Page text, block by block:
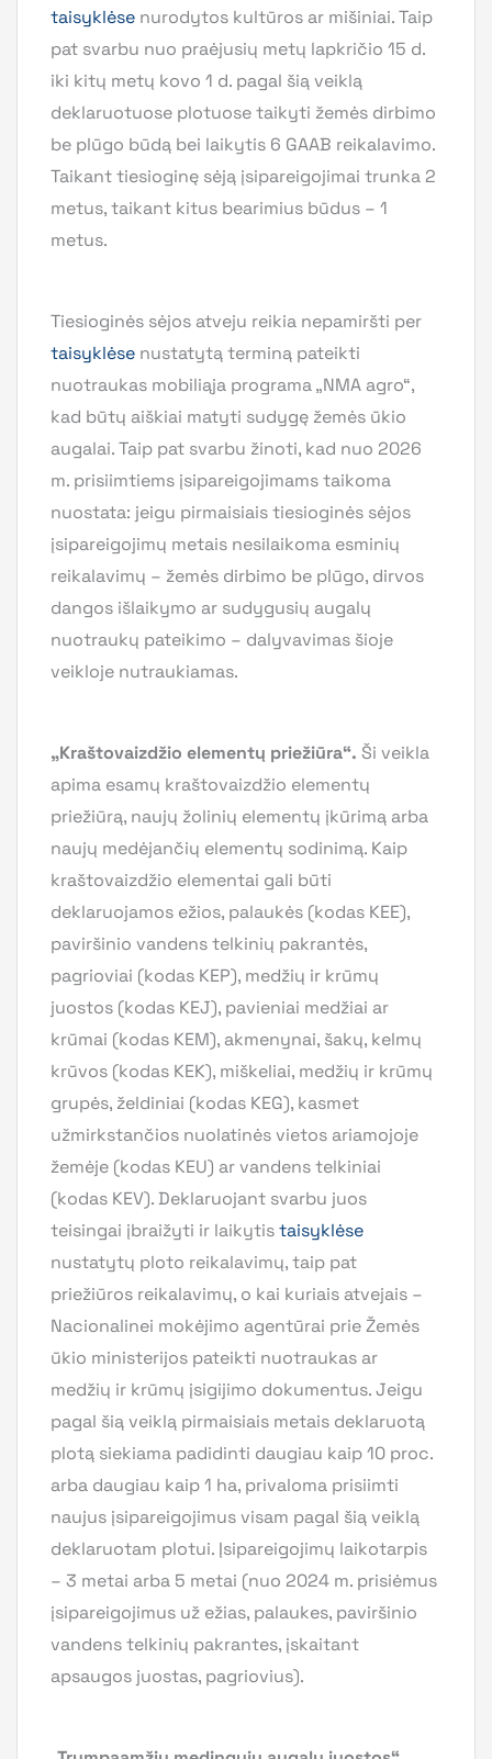
taisyklėse nurodytos kultūros ar mišiniai. Taip
pat svarbu nuo praėjusių metų lapkričio 15 d.
iki kitų metų kovo 1 d. pagal šią veiklą
deklaruotuose plotuose taikyti žemės dirbimo
be plūgo būdą bei laikytis 6 GAAB reikalavimo.
Taikant tiesioginę sėją įsipareigojimai trunka 2
metus, taikant kitus bearimius būdus – 1
metus.
Tiesioginės sėjos atveju reikia nepamiršti per
taisyklėse nustatytą terminą pateikti
nuotraukas mobiliąja programa „NMA agro“,
kad būtų aiškiai matyti sudygę žemės ūkio
augalai. Taip pat svarbu žinoti, kad nuo 2026
m. prisiimtiems įsipareigojimams taikoma
nuostata: jeigu pirmaisiais tiesioginės sėjos
įsipareigojimų metais nesilaikoma esminių
reikalavimų – žemės dirbimo be plūgo, dirvos
dangos išlaikymo ar sudygusių augalų
nuotraukų pateikimo – dalyvavimas šioje
veikloje nutraukiamas.
„Kraštovaizdžio elementų priežiūra“. Ši veikla
apima esamų kraštovaizdžio elementų
priežiūrą, naujų žolinių elementų įkūrimą arba
naujų medėjančių elementų sodinimą. Kaip
kraštovaizdžio elementai gali būti
deklaruojamos ežios, palaukės (kodas KEE),
paviršinio vandens telkinių pakrantės,
pagrioviai (kodas KEP), medžių ir krūmų
juostos (kodas KEJ), pavieniai medžiai ar
krūmai (kodas KEM), akmenynai, šakų, kelmų
krūvos (kodas KEK), miškeliai, medžių ir krūmų
grupės, želdiniai (kodas KEG), kasmet
užmirkstančios nuolatinės vietos ariamojoje
žemėje (kodas KEU) ar vandens telkiniai
(kodas KEV). Deklaruojant svarbu juos
teisingai įbraižyti ir laikytistaisyklėse
nustatytų ploto reikalavimų, taip pat
priežiūros reikalavimų, o kai kuriais atvejais –
Nacionalinei mokėjimo agentūrai prie Žemės
ūkio ministerijos pateikti nuotraukas ar
medžių ir krūmų įsigijimo dokumentus. Jeigu
pagal šią veiklą pirmaisiais metais deklaruotą
plotą siekiama padidinti daugiau kaip 10 proc.
arba daugiau kaip 1 ha, privaloma prisiimti
naujus įsipareigojimus visam pagal šią veiklą
deklaruotam plotui. Įsipareigojimų laikotarpis
– 3 metai arba 5 metai (nuo 2024 m. prisiėmus
įsipareigojimus už ežias, palaukes, paviršinio
vandens telkinių pakrantes, įskaitant
apsaugos juostas, pagriovius).